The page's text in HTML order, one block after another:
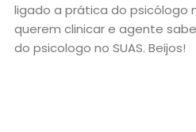
ligado a prática do psicólogo
querem clinicar e agente
do psicologo no SUAS. Beijos!